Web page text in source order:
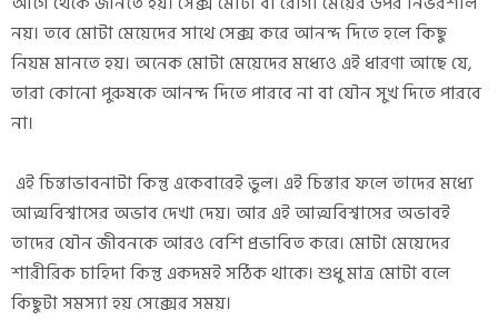
নয়। তবে মোটা মেয়েদের সাথে সেক্স করে আনন্দ দিতে হলে কিছু
নিয়ম মানতে হয়। অনেক মোটা মেয়েদের মধ্যেও এই ধারণা আছে যে,
তারা কোনো পুরুষকে আনন্দ দিতে পারবে না বা যৌন সুখ দিতে পারবে
না।
এই চিন্তাভাবনাটা কিন্তু একেবারেই ভুল। এই চিন্তার ফলে তাদের মধ্যে
আত্মবিশ্বাসের অভাব দেখা দেয়। আর এই আত্মবিশ্বাসের অভাবই
তাদের যৌন জীবনকে আরও বেশি প্রভাবিত করে। মোটা মেয়েদের
শারীরিক চাহিদা কিন্তু একদমই সঠিক থাকে। শুধু মাত্র মোটা বলে
কিছুটা সমস্যা হয় সেক্সের সময়।